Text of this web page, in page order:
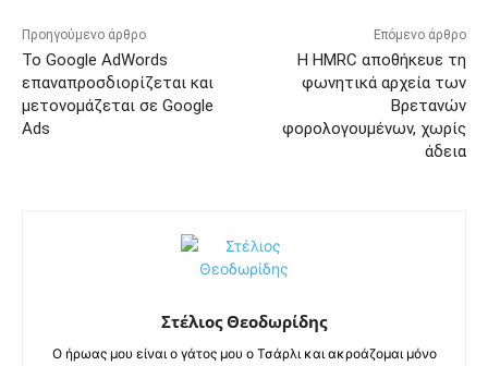
Προηγούμενο άρθρο
Το Google AdWords
επαναπροσδιορίζεται και
μετονομάζεται σε Google
Ads
Επόμενο άρθρο
Η HMRC αποθήκευε τη
φωνητικά αρχεία των
Bρετανών
φορολογουμένων, χωρίς
άδεια
Στέλιος Θεοδωρίδης
Ο ήρωας μου είναι ο γάτος μου ο Τσάρλι και ακροάζομαι μόνο